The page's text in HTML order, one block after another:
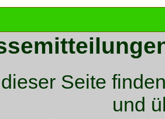
Seite
und